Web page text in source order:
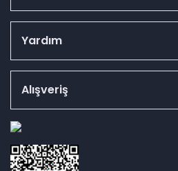
Yardım
Alışveriş